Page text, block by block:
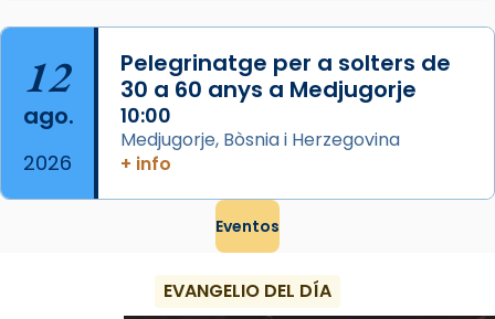
12
ago.
2026
Pelegrinatge per a solters de
30 a 60 anys a Medjugorje
10:00
Medjugorje, Bòsnia i Herzegovina
+ info
Eventos
EVANGELIO DEL DÍA